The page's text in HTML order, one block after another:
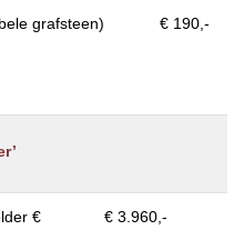
grafsteen) € 190,-
€
€ 3.960,-